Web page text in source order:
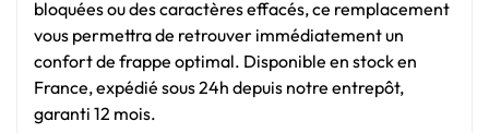
bloquées ou des caractères effacés, ce remplacement
vous permettra de retrouver immédiatement un
confort de frappe optimal. Disponible en stock en
France, expédié sous 24h depuis notre entrepôt,
garanti 12 mois.